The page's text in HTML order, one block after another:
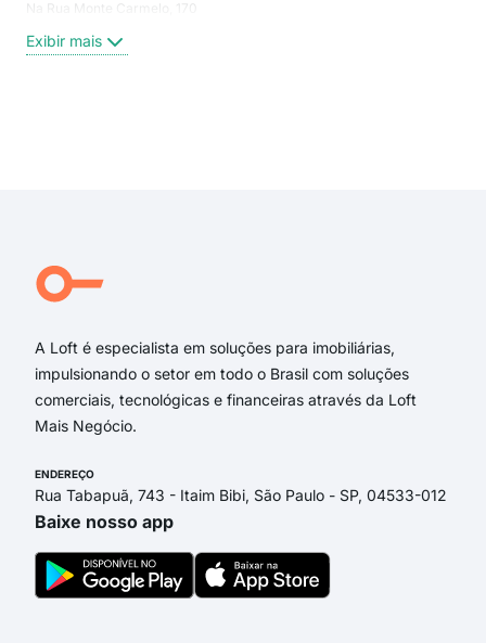
Na Rua Monte Carmelo, 170
Exibir mais
A Loft é especialista em soluções para imobiliárias,
impulsionando o setor em todo o Brasil com soluções
comerciais, tecnológicas e financeiras através da Loft
Mais Negócio.
ENDEREÇO
Rua Tabapuã, 743 - Itaim Bibi, São Paulo - SP, 04533-012
Baixe nosso app